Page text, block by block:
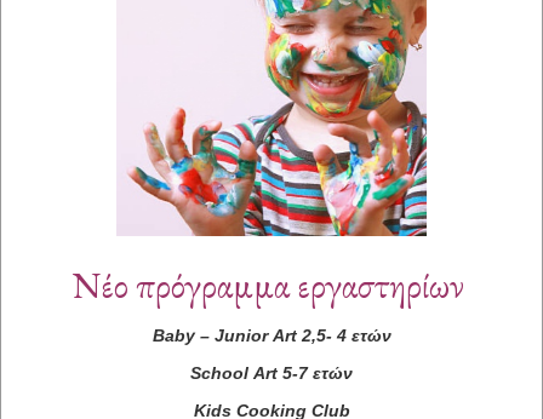
Νέο πρόγραμμα εργαστηρίων
Baby– Junior Art2,5- 4 ετών
School Art 5-7 ετών
Kids Cooking Club